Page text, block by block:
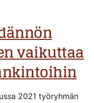
vaikuttaa
2021 työryhmän